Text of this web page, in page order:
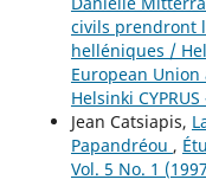
civils prendront
helléniques /
European
Helsinki CYPRUS
Jean Catsiapis,
Papandréou ,
Vol. 5 No. 1